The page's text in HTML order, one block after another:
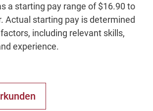
a starting pay range of $16.90 to
Actual starting pay is determined
including relevant skills,
experience.